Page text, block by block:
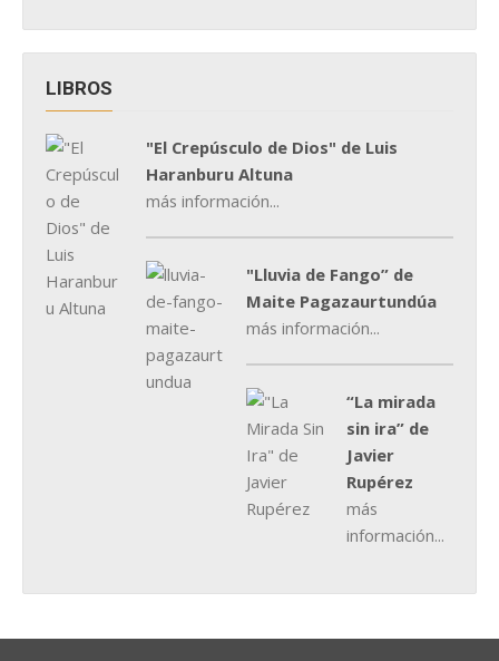
LIBROS
"El Crepúsculo de Dios" de Luis
Haranburu Altuna
más información...
"Lluvia de Fango” de
Maite Pagazaurtundúa
más información...
“La mirada
sin ira” de
Javier
Rupérez
más
información...